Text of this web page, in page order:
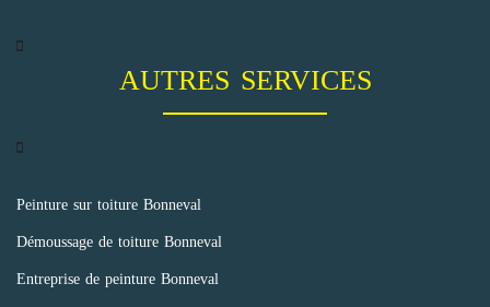
AUTRES SERVICES
Peinture sur toiture Bonneval
Démoussage de toiture Bonneval
Entreprise de peinture Bonneval